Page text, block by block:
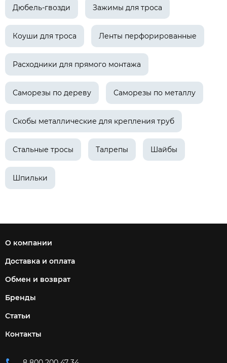
Дюбель-гвозди Зажимы для троса
Коуши для троса Ленты перфорированные
Расходники для прямого монтажа
Саморезы по дереву Саморезы по металлу
Скобы металлические для крепления труб
Стальные тросы Талрепы Шайбы
Шпильки
О компании
Доставка и оплата
Обмен и возврат
Бренды
Статьи
Контакты